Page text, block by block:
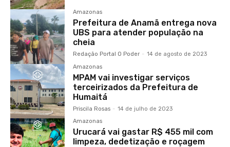
Amazonas
Prefeitura de Anamã entrega nova
UBS para atender população na
cheia
Redação Portal O Poder - 14 de agosto de 2023
Amazonas
MPAM vai investigar serviços
terceirizados da Prefeitura de
Humaitá
Priscila Rosas - 14 de julho de 2023
Amazonas
Urucará vai gastar R$ 455 mil com
limpeza, dedetização e roçagem